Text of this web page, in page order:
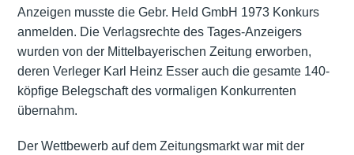
Anzeigen musste die Gebr. Held GmbH 1973 Konkurs
anmelden. Die Verlagsrechte des Tages-Anzeigers
wurden von der Mittelbayerischen Zeitung erworben,
deren Verleger Karl Heinz Esser auch die gesamte 140-
köpfige Belegschaft des vormaligen Konkurrenten
übernahm.
Der Wettbewerb auf dem Zeitungsmarkt war mit der